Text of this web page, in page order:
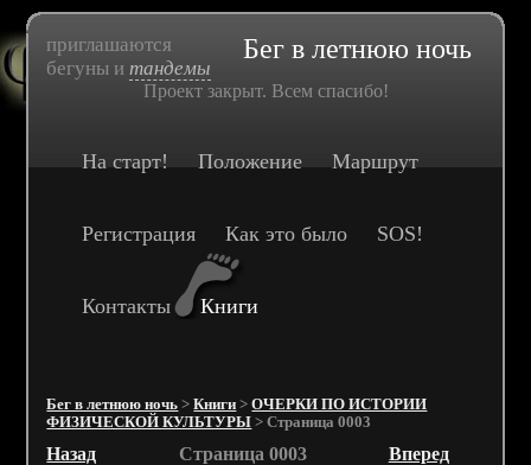
приглашаются
бегуны итандемы
Бег в летнюю ночь
Проект закрыт. Всем спасибо!
На старт! Положение Маршрут
Регистрация Как это было SOS!
Контакты Книги
Бег в летнюю ночь >Книги >ОЧЕРКИ ПО ИСТОРИИ
ФИЗИЧЕСКОЙ КУЛЬТУРЫ > Страница 0003
Назад Страница 0003 Вперед